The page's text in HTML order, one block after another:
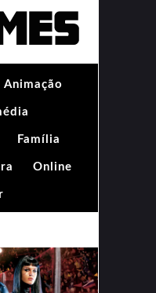
Animação
Família
Online